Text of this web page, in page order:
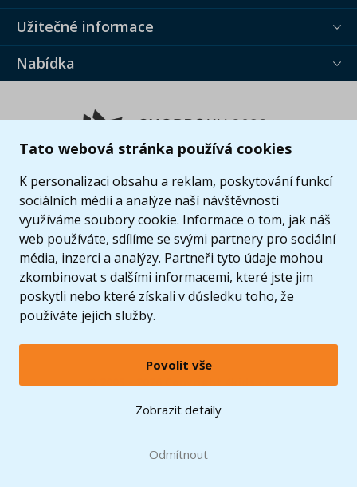
Tato webová stránka používá cookies
K personalizaci obsahu a reklam, poskytování funkcí
sociálních médií a analýze naší návštěvnosti
využíváme soubory cookie. Informace o tom, jak náš
web používáte, sdílíme se svými partnery pro sociální
média, inzerci a analýzy. Partneři tyto údaje mohou
zkombinovat s dalšími informacemi, které jste jim
poskytli nebo které získali v důsledku toho, že
používáte jejich služby.
Povolit vše
Zobrazit detaily
Odmítnout
Užitečné informace
Nabídka
© 2005 - 2026 Copyright 4kids.cz
LEGO, logo LEGO a minifigurka jsou ochrannými známkami společnosti LEGO Group. ©
2024 The LEGO Group.
Zobrazit verzi pro desktop
při nákupu od